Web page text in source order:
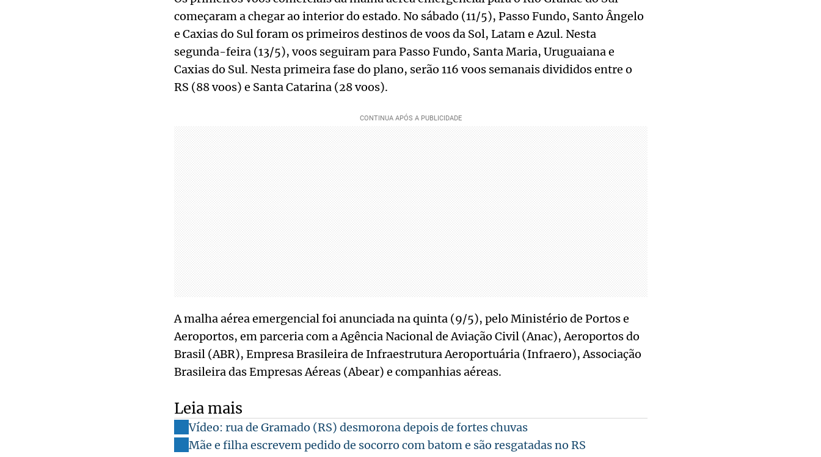
começaram a chegar ao interior do estado. No sábado (11/5), Passo Fundo, Santo Ângelo
e Caxias do Sul foram os primeiros destinos de voos da Sol, Latam e Azul. Nesta
segunda-feira (13/5), voos seguiram para Passo Fundo, Santa Maria, Uruguaiana e
Caxias do Sul. Nesta primeira fase do plano, serão 116 voos semanais divididos entre o
RS (88 voos) e Santa Catarina (28 voos).
A malha aérea emergencial foi anunciada na quinta (9/5), pelo Ministério de Portos e
Aeroportos, em parceria com a Agência Nacional de Aviação Civil (Anac), Aeroportos do
Brasil (ABR), Empresa Brasileira de Infraestrutura Aeroportuária (Infraero), Associação
Brasileira das Empresas Aéreas (Abear) e companhias aéreas.
Leia mais
Vídeo: rua de Gramado (RS) desmorona depois de fortes chuvas
Mãe e filha escrevem pedido de socorro com batom e são resgatadas no RS